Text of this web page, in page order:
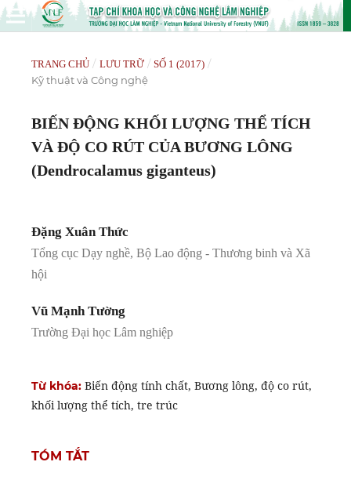
TRANG CHỦ / LƯU TRỮ / SỐ 1 (2017) /
Kỹ thuật và Công nghệ
BIẾN ĐỘNG KHỐI LƯỢNG THỂ TÍCH
VÀ ĐỘ CO RÚT CỦA BƯƠNG LÔNG
(Dendrocalamus giganteus)
Đặng Xuân Thức
Tổng cục Dạy nghề, Bộ Lao động - Thương binh và Xã
hội
Vũ Mạnh Tường
Trường Đại học Lâm nghiệp
Từ khóa: Biến động tính chất, Bương lông, độ co rút,
khối lượng thể tích, tre trúc
TÓM TẮT